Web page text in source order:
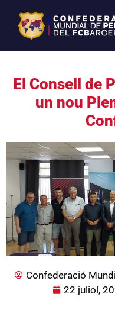
El Consell de
un nou
Confederació
22 juliol,